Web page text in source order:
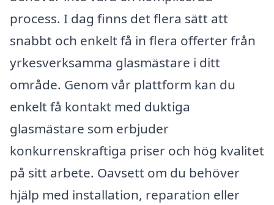
process. I dag finns det flera sätt att
snabbt och enkelt få in flera offerter från
yrkesverksamma glasmästare i ditt
område. Genom vår plattform kan du
enkelt få kontakt med duktiga
glasmästare som erbjuder
konkurrenskraftiga priser och hög kvalitet
på sitt arbete. Oavsett om du behöver
hjälp med installation, reparation eller